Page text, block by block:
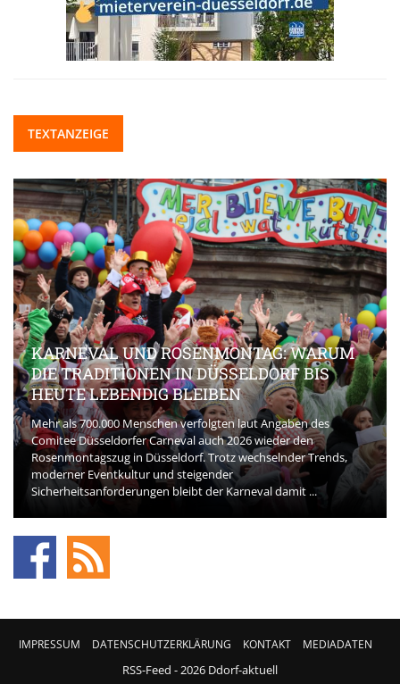
TEXTANZEIGE
KARNEVAL UND ROSENMONTAG: WARUM
DIE TRADITIONEN IN DÜSSELDORF BIS
HEUTE LEBENDIG BLEIBEN
Mehr als 700.000 Menschen verfolgten laut Angaben des
Comitee Düsseldorfer Carneval auch 2026 wieder den
Rosenmontagszug in Düsseldorf. Trotz wechselnder Trends,
moderner Eventkultur und steigender
Sicherheitsanforderungen bleibt der Karneval damit ...
IMPRESSUM DATENSCHUTZERKLÄRUNG KONTAKT MEDIADATEN
RSS-Feed - 2026 Ddorf-aktuell